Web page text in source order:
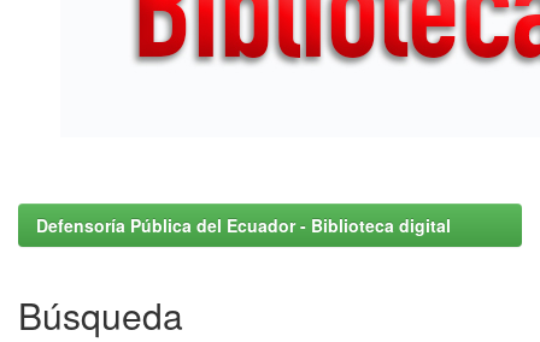
Defensoría Pública del Ecuador - Biblioteca digital
Búsqueda